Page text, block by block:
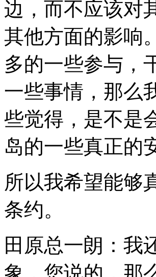
边，而不应该对
其他方面的影响
多的一些参与，
一些事情，那么
些觉得，是不是
岛的一些真正的
所以我希望能够
条约。
田原总一朗：我
象，您说的，那